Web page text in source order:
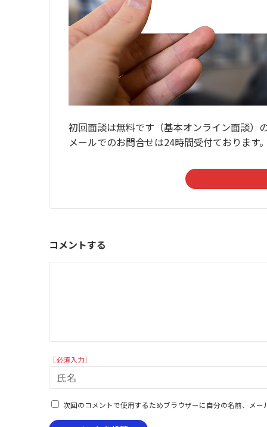
初回面談は無料です（基本オンライン面談）
メールでのお問合せは24時間受付ております
コメントする
［必須入力］
次回のコメントで使用するためブラウザーに自分の名前、メ